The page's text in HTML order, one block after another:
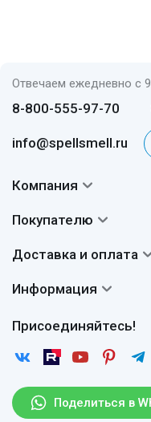
Отвечаем ежедневно с
8-800-555-97-70
info@spellsmell.ru
Поделиться в
Присоединяйтесь!
Компания
Авторы
Сертификаты
Покупателю
Вопросы и ответы
Отзывы
Статьи
Рассылка
Доставка и оплата
Доставка
Возврат
Информация
Пользовательское
Защита персональных
Правила продажи